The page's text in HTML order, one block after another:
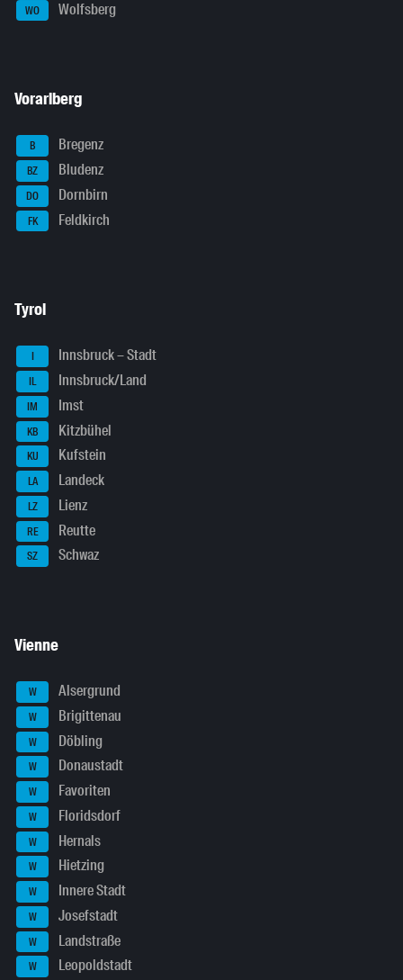
WO Wolfsberg
Vorarlberg
B Bregenz
BZ Bludenz
DO Dornbirn
FK Feldkirch
Tyrol
I Innsbruck – Stadt
IL Innsbruck/Land
IM Imst
KB Kitzbühel
KU Kufstein
LA Landeck
LZ Lienz
RE Reutte
SZ Schwaz
Vienne
W Alsergrund
W Brigittenau
W Döbling
W Donaustadt
W Favoriten
W Floridsdorf
W Hernals
W Hietzing
W Innere Stadt
W Josefstadt
W Landstraße
W Leopoldstadt